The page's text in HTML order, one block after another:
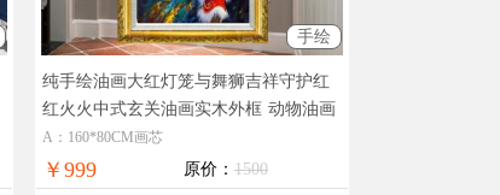
手绘
纯手绘油画大红灯笼与舞狮吉祥守护红
红火火中式玄关油画实木外框 动物油画
A：160*80CM画芯
￥999 原价： 1500